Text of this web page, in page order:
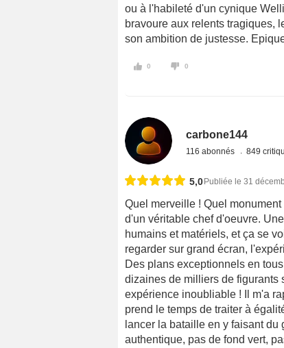
ou à l'habileté d'un cynique
bravoure aux relents tragiques,
son ambition de justesse.
0 0
carbone144
116 abonnés 849
5,0 Publiée le 31
Quel merveille ! Quel
d'un véritable chef d'oeuvre.
humains et matériels, et ça se
regarder sur grand écran,
Des plans exceptionnels en
dizaines de milliers de figurants
expérience inoubliable ! Il m'a
prend le temps de traiter à
lancer la bataille en y faisant
authentique, pas de fond vert,